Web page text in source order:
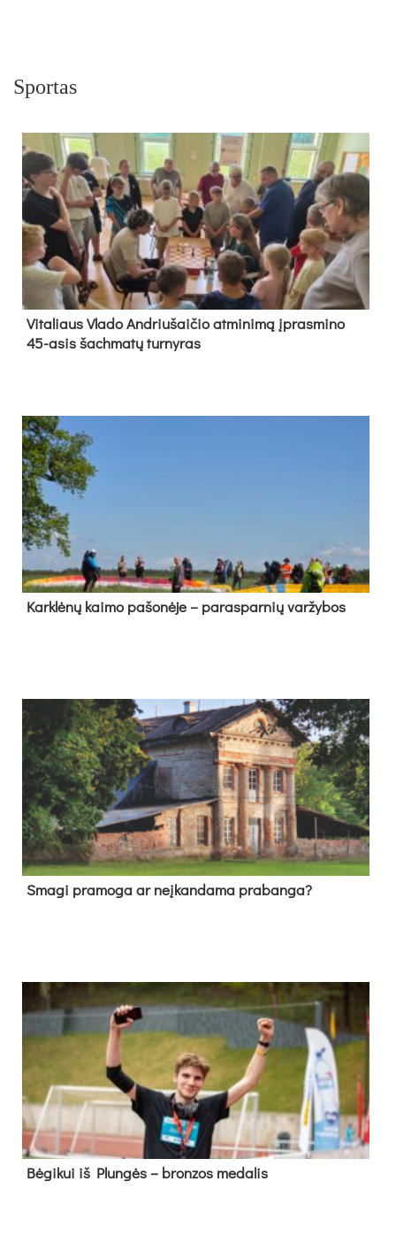
Sportas
Vi­ta­liaus Vla­do And­riu­šai­čio at­mi­ni­mą įpras­mi­no
45-asis šach­ma­tų tur­ny­ras
Kark­lė­nų kai­mo pa­šo­nė­je – pa­ras­par­nių var­žy­bos
Sma­gi pra­mo­ga ar neį­kan­da­ma pra­ban­ga?
Bė­gi­kui iš Plun­gės – bron­zos me­da­lis